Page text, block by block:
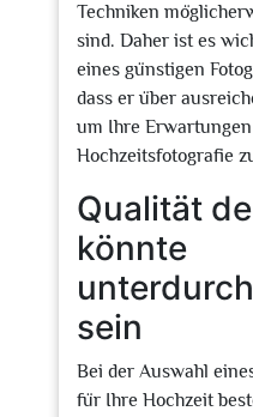
Techniken
sind. Daher ist es
eines günstigen
dass er über
um Ihre
Hochzeitsfotografie
Qualität
könnte
sein
Bei der Auswahl
für Ihre Hochzeit